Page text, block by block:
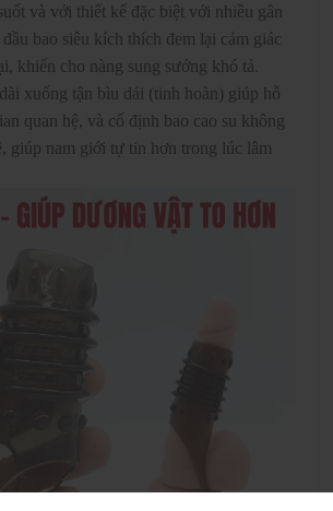
và với thiết kế đặc biệt với nhiều gân
bao siêu kích thích đem lại cảm giác
khiến cho nàng sung sướng khó tả.
xuống tận bìu dái (tinh hoàn) giúp hỗ
quan hệ, và cố định bao cao su không
giúp nam giới tự tin hơn trong lúc lâm